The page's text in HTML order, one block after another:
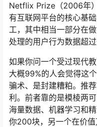
Netflix Prize（2006年
有互联网平台的核心基
工，其中相当一部分在
处理的用户行为数据超过
如果你问一个受过现代
大概99%的人会觉得这
骗术、是封建糟粕。推
利。前者靠的是模棱两
海量数据、机器学习和
你200块，另一个在价